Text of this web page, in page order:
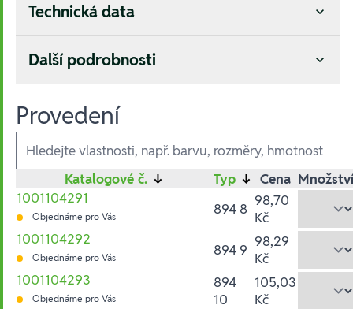
Technická data
Další podrobnosti
Provedení
Ausführungen
Katalogové č. ↓ Typ ↓ Cena
1001104291
Objednáme pro Vás 894 8 98,70
Kč
1001104292
Objednáme pro Vás 894 9 98,29
Kč
1001104293
Objednáme pro Vás
894
10
105,03
Kč